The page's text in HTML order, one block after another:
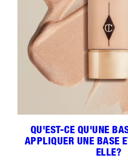
QU'EST-CE QU'UNE
APPLIQUER UNE BASE
ELLE?